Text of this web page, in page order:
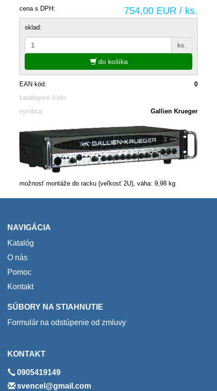
cena s DPH:
754,00 EUR / ks.
sklad:
ks.
do košíka
EAN kód:
0
katalógové číslo:
výrobca:
Gallien Krueger
možnosť montáže do racku (veľkosť 2U), váha: 9,98 kg
NAVIGÁCIA
Katalóg
O nás
Pomoc
Kontakt
SÚBORY NA STIAHNUTIE
Formulár na odstúpenie od zmluvy
KONTAKT
0905419149
svencel@gmail.com